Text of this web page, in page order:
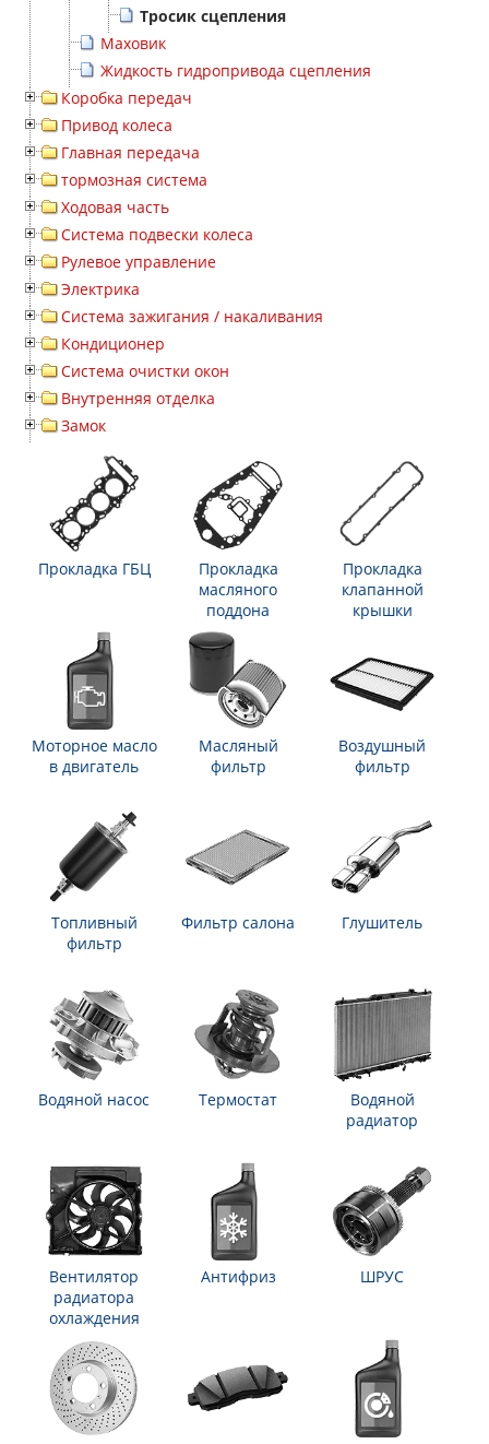
Тросик сцепления
Маховик
Жидкость гидропривода сцепления
Коробка передач
Привод колеса
Главная передача
тормозная система
Ходовая часть
Система подвески колеса
Рулевое управление
Электрика
Система зажигания / накаливания
Кондиционер
Система очистки окон
Внутренняя отделка
Замок
Прокладка ГБЦ
Прокладка
масляного
поддона
Прокладка
клапанной
крышки
Моторное масло
в двигатель
Масляный
фильтр
Воздушный
фильтр
Топливный
фильтр
Фильтр салона Глушитель
Водяной насос Термостат
Водяной
радиатор
Вентилятор
радиатора
охлаждения
Антифриз ШРУС